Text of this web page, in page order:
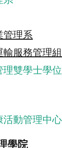
管理系
服務管理組
雙學士學
活動管理中心
學院